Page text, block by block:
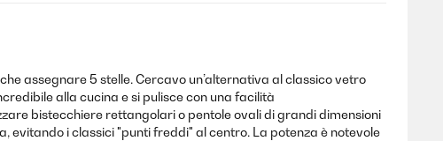
assegnare 5 stelle. Cercavo un’alternativa al classico vetro
alla cucina e si pulisce con una facilità
bistecchiere rettangolari o pentole ovali di grandi dimensioni
evitando i classici "punti freddi" al centro. La potenza è notevole